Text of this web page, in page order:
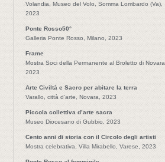
Volandia, Museo del Volo, Somma Lombardo (Va),
2023
Ponte Rosso50°
Galleria Ponte Rosso, Milano, 2023
Frame
Mostra Soci della Permanente al Broletto di Novara,
2023
Arte Civiltà e Sacro per abitare la terra
Varallo, città d’arte, Novara, 2023
Piccola collettiva d’arte sacra
Museo Diocesano di Gubbio, 2023
Cento anni di storia con il Circolo degli artisti
Mostra celebrativa, Villa Mirabello, Varese, 2023